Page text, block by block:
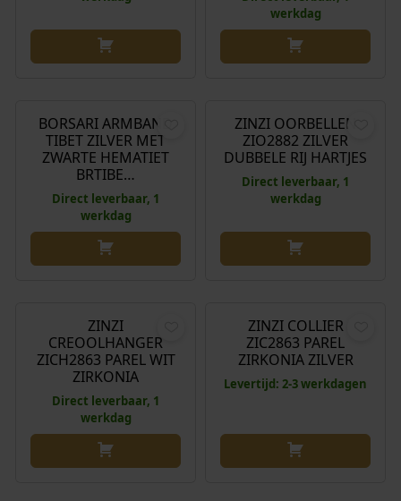
werkdag
BORSARI ARMBAND
TIBET ZILVER MET
ZWARTE HEMATIET
BRTIBE…
Direct leverbaar, 1
werkdag
ZINZI OORBELLEN
ZIO2882 ZILVER
DUBBELE RIJ HARTJES
Direct leverbaar, 1
werkdag
ZINZI
CREOOLHANGER
ZICH2863 PAREL WIT
ZIRKONIA
Direct leverbaar, 1
werkdag
ZINZI COLLIER
ZIC2863 PAREL
ZIRKONIA ZILVER
Levertijd: 2-3 werkdagen